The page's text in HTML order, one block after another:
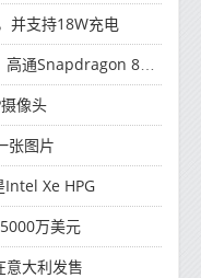
并支持18W充电
860处理器
像头
张图片
Xe HPG
万美元
意大利发售